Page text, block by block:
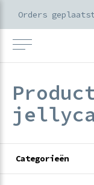
Categorieën